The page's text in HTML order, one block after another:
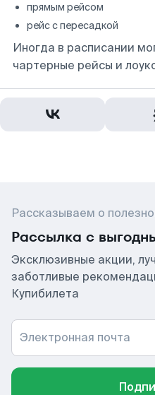
прямым рейсом
рейс с пересадкой
Иногда в расписании
чартерные рейсы и
Рассказываем о
Рассылка с
Эксклюзивные акции,
заботливые
Купибилета
Электронная почта